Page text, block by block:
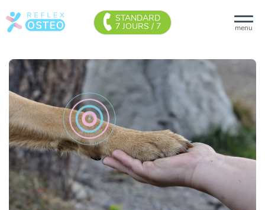
menu
STANDARD
7 JOURS / 7